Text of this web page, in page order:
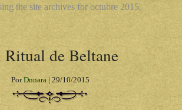
the site archives for octubre 2015.
de Beltane
PorDnnara| 29/10/2015